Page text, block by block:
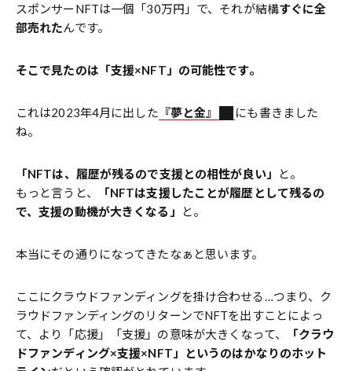
スポンサーNFTは一個「30万円」で、それが結構すぐに全
部売れたんです。
そこで見たのは「支援×NFT」の可能性です。
これは2023年4月に出した 『夢と金』
にも書きました
ね。
「NFTは、履歴が残るので支援との相性が良い」
と。
もっと言うと、
「NFTは支援したことが履歴として残るの
で、支援の動機が大きくなる」
と。
本当にその通りになってきたなぁと思います。
ここにクラウドファンディングを掛け合わせる…つまり、ク
ラウドファンディングのリターンでNFTを出すことによっ
て、より「応援」「支援」の意味が大きくなって、
「クラウ
ドファンディング×支援×NFT」というのはかなりのホット